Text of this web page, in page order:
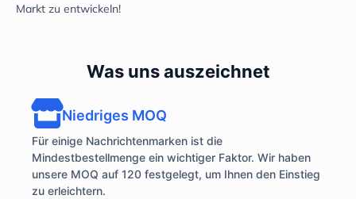
Markt zu entwickeln!
Was uns auszeichnet
Niedriges MOQ
Für einige Nachrichtenmarken ist die
Mindestbestellmenge ein wichtiger Faktor. Wir haben
unsere MOQ auf 120 festgelegt, um Ihnen den Einstieg
zu erleichtern.